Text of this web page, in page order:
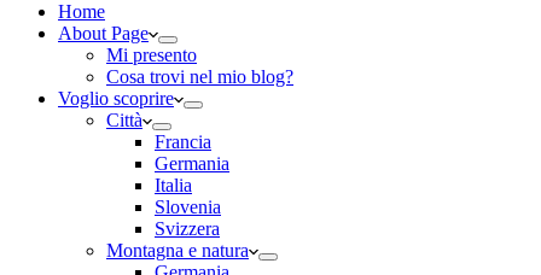
Home
About Page
Mi presento
Cosa trovi nel mio blog?
Voglio scoprire
Città
Francia
Germania
Italia
Slovenia
Svizzera
Montagna e natura